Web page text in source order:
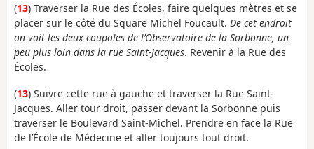
(13) Traverser la Rue des Écoles, faire quelques mètres et se
placer sur le côté du Square Michel Foucault. De cet endroit
on voit les deux coupoles de l’Observatoire de la Sorbonne, un
peu plus loin dans la rue Saint-Jacques. Revenir à la Rue des
Écoles.
(13) Suivre cette rue à gauche et traverser la Rue Saint-
Jacques. Aller tour droit, passer devant la Sorbonne puis
traverser le Boulevard Saint-Michel. Prendre en face la Rue
de l’École de Médecine et aller toujours tout droit.